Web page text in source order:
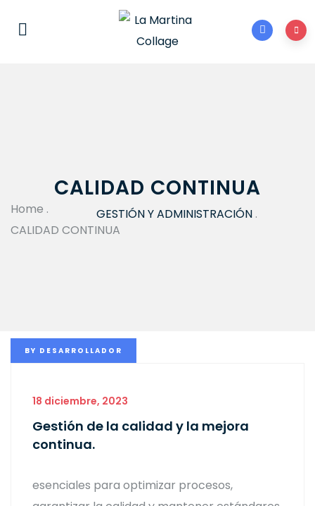
CALIDAD CONTINUA
Home . GESTIÓN Y ADMINISTRACIÓN.
CALIDAD CONTINUA
BY DESARROLLADOR
18 diciembre, 2023
Gestión de la calidad y la mejora
continua.
esenciales para optimizar procesos,